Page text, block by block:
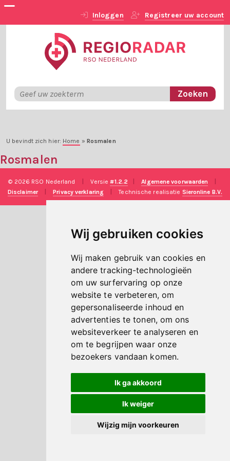
Wij gebruiken cookies
Wij maken gebruik van cookies en
andere tracking-technologieën
om uw surfervaring op onze
website te verbeteren, om
gepersonaliseerde inhoud en
advertenties te tonen, om ons
websiteverkeer te analyseren en
om te begrijpen waar onze
bezoekers vandaan komen.
Ik ga akkoord
Ik weiger
Wijzig mijn voorkeuren
Inloggen Registreer uw account
U bevindt zich hier: Home » Rosmalen
Rosmalen
© 2026 RSO Nederland Versie#1.2.2 Algemene voorwaarden
Disclaimer
Privacy verklaring Technische realisatie Sieronline B.V.